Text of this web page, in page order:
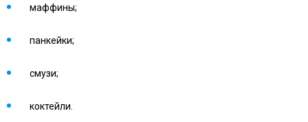
маффины;
панкейки;
смузи;
коктейли.